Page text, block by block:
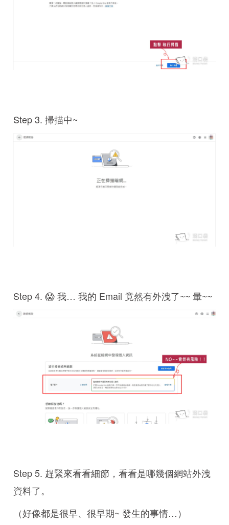
Step 3. 掃描中~
Step 4. 😱 我… 我的 Email 竟然有外洩了~~ 暈~~
Step 5. 趕緊來看看細節，看看是哪幾個網站外洩
資料了。
（好像都是很早、很早期~ 發生的事情…）